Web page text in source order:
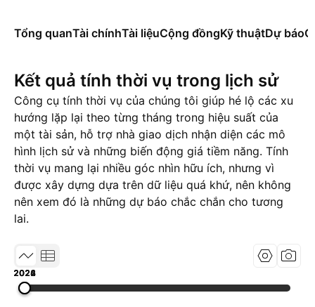
Tổng quanTài chínhTài liệuCộng đồngKỹ thuậtDự báo
Kết quả tính thời vụ trong lịch sử
Công cụ tính thời vụ của chúng tôi giúp hé lộ các xu
hướng lặp lại theo từng tháng trong hiệu suất của
một tài sản, hỗ trợ nhà giao dịch nhận diện các mô
hình lịch sử và những biến động giá tiềm năng. Tính
thời vụ mang lại nhiều góc nhìn hữu ích, nhưng vì
được xây dựng dựa trên dữ liệu quá khứ, nên không
nên xem đó là những dự báo chắc chắn cho tương
lai.
2022
2024
2026